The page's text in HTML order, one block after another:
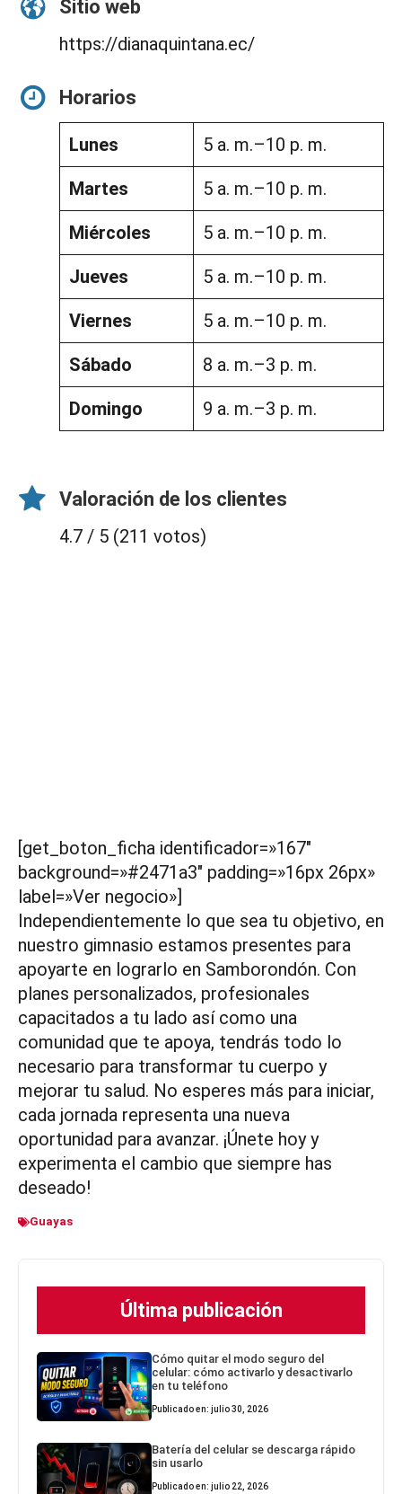
Sitio web
https://dianaquintana.ec/
Horarios
Lunes 5 a. m.–10 p. m.
Martes 5 a. m.–10 p. m.
Miércoles 5 a. m.–10 p. m.
Jueves 5 a. m.–10 p. m.
Viernes 5 a. m.–10 p. m.
Sábado 8 a. m.–3 p. m.
Domingo 9 a. m.–3 p. m.
Valoración de los clientes
4.7 / 5 (211 votos)
[get_boton_ficha identificador=»167″
background=»#2471a3″ padding=»16px 26px»
label=»Ver negocio»]
Independientemente lo que sea tu objetivo, en
nuestro gimnasio estamos presentes para
apoyarte en lograrlo en Samborondón. Con
planes personalizados, profesionales
capacitados a tu lado así como una
comunidad que te apoya, tendrás todo lo
necesario para transformar tu cuerpo y
mejorar tu salud. No esperes más para iniciar,
cada jornada representa una nueva
oportunidad para avanzar. ¡Únete hoy y
experimenta el cambio que siempre has
deseado!
Guayas
Última publicación
Cómo quitar el modo seguro del
celular: cómo activarlo y desactivarlo
en tu teléfono
Publicado en: julio 30, 2026
Batería del celular se descarga rápido
sin usarlo
Publicado en: julio 22, 2026